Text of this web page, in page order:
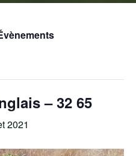
– 32 65
2021